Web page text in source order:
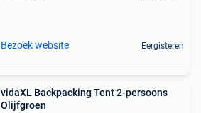
Bezoek website Eergisteren
vidaXL Backpacking Tent 2-persoons
Olijfgroen